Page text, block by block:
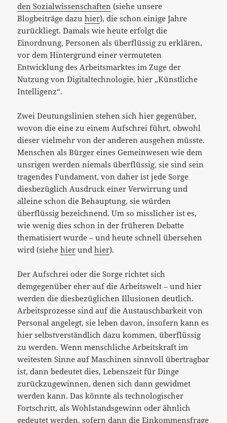
den Sozialwissenschaften (siehe unsere
Blogbeiträge dazuhier), die schon einige Jahre
zurückliegt. Damals wie heute erfolgt die
Einordnung, Personen als überflüssig zu erklären,
vor dem Hintergrund einer vermuteten
Entwicklung des Arbeitsmarktes im Zuge der
Nutzung von Digitaltechnologie, hier „Künstliche
Intelligenz“.
Zwei Deutungslinien stehen sich hier gegenüber,
wovon die eine zu einem Aufschrei führt, obwohl
dieser vielmehr von der anderen ausgehen müsste.
Menschen als Bürger eines Gemeinwesen wie dem
unsrigen werden niemals überflüssig, sie sind sein
tragendes Fundament, von daher ist jede Sorge
diesbezüglich Ausdruck einer Verwirrung und
alleine schon die Behauptung, sie würden
überflüssig bezeichnend. Um so misslicher ist es,
wie wenig dies schon in der früheren Debatte
thematisiert wurde – und heute schnell übersehen
wird (siehehier undhier).
Der Aufschrei oder die Sorge richtet sich
demgegenüber eher auf die Arbeitswelt – und hier
werden die diesbezüglichen Illusionen deutlich.
Arbeitsprozesse sind auf die Austauschbarkeit von
Personal angelegt, sie leben davon, insofern kann es
hier selbstverständlich dazu kommen, überflüssig
zu werden. Wenn menschliche Arbeitskraft im
weitesten Sinne auf Maschinen sinnvoll übertragbar
ist, dann bedeutet dies, Lebenszeit für Dinge
zurückzugewinnen, denen sich dann gewidmet
werden kann. Das könnte als technologischer
Fortschritt, als Wohlstandsgewinn oder ähnlich
gedeutet werden, sofern dann die Einkommensfrage